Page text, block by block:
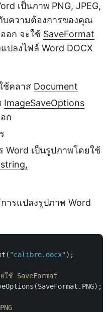
เป็นภาพ PNG, JPEG,
บความต้องการของคุณ
อก จะใช้ SaveFormat
ปลงไฟล์ Word DOCX
ช้คลาส Document
ImageSaveOptions
ก
Word เป็นรูปภาพโดยใช้
ารแปลงรูปภาพ Word
"calibre.docx" );
ช้ SaveFormat